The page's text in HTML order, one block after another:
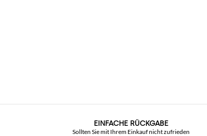
EINFACHE RÜCKGABE
Sollten Sie mit Ihrem Einkauf nicht zufrieden